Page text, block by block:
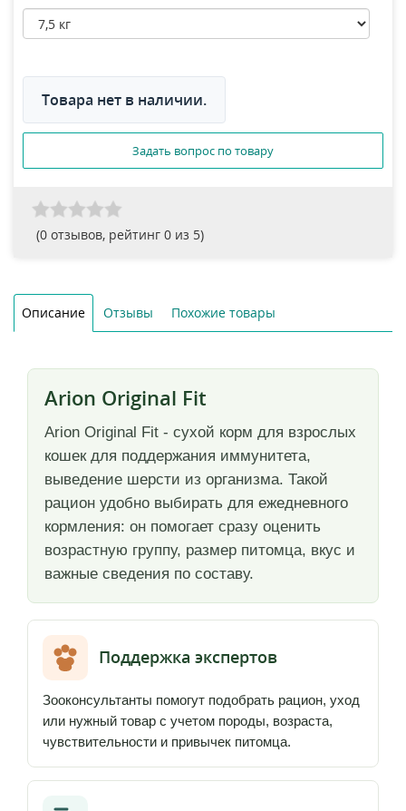
Товара нет в наличии.
Задать вопрос по товару
(0 отзывов, рейтинг 0 из 5)
Описание Отзывы Похожие товары
Arion Original Fit
Arion Original Fit - сухой корм для взрослых
кошек для поддержания иммунитета,
выведение шерсти из организма. Такой
рацион удобно выбирать для ежедневного
кормления: он помогает сразу оценить
возрастную группу, размер питомца, вкус и
важные сведения по составу.
Поддержка экспертов
Зооконсультанты помогут подобрать рацион, уход
или нужный товар с учетом породы, возраста,
чувствительности и привычек питомца.